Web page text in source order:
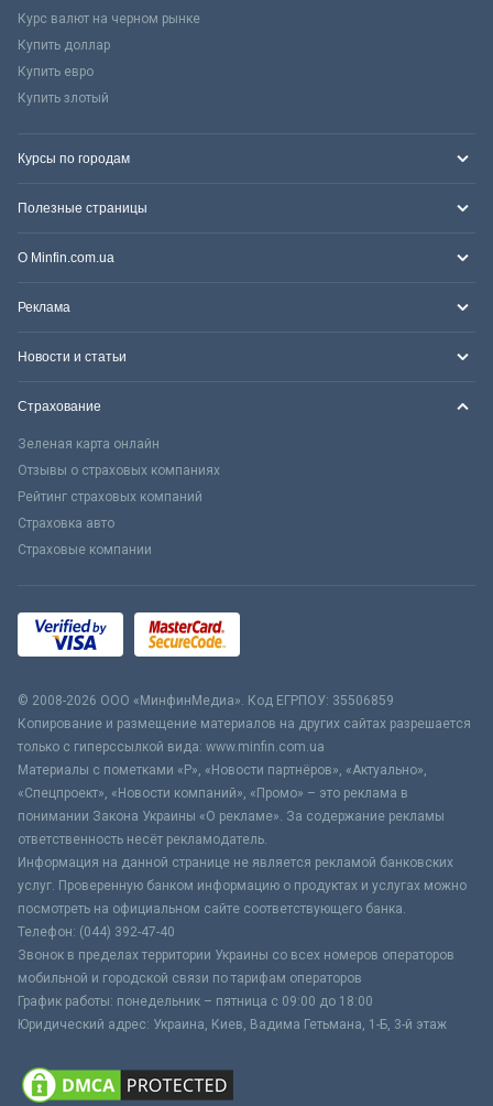
Курс валют на черном рынке
Купить доллар
Купить евро
Купить злотый
Курсы по городам
Полезные страницы
О Minfin.com.ua
Реклама
Новости и статьи
Страхование
Зеленая карта онлайн
Отзывы о страховых компаниях
Рейтинг страховых компаний
Страховка авто
Страховые компании
© 2008-2026 ООО «МинфинМедиа». Код ЕГРПОУ: 35506859
Копирование и размещение материалов на других сайтах разрешается
только с гиперссылкой вида: www.minfin.com.ua
Материалы с пометками «Р», «Новости партнёров», «Актуально»,
«Спецпроект», «Новости компаний», «Промо» – это реклама в
понимании Закона Украины «О рекламе». За содержание рекламы
ответственность несёт рекламодатель.
Информация на данной странице не является рекламой банковских
услуг. Проверенную банком информацию о продуктах и услугах можно
посмотреть на официальном сайте соответствующего банка.
Телефон: (044) 392-47-40
Звонок в пределах территории Украины со всех номеров операторов
мобильной и городской связи по тарифам операторов
График работы: понедельник – пятница с 09:00 до 18:00
Юридический адрес: Украина, Киев, Вадима Гетьмана, 1-Б, 3-й этаж